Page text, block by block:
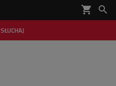
shopping_cart 
SŁUCHAJ
